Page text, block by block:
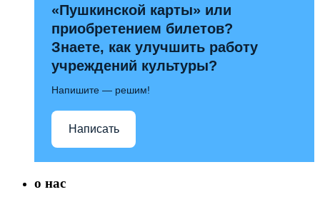
«Пушкинской карты» или
приобретением билетов?
Знаете, как улучшить работу
учреждений культуры?
Напишите — решим!
Написать
о нас